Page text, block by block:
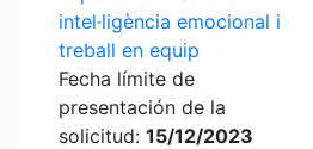
intel·ligència emocional i
treball en equip
Fecha límite de
presentación de la
solicitud: 15/12/2023